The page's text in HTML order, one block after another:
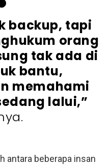
backup, tapi
orang
tak ada di
bantu,
memahami
lalui,”
antara beberapa insan